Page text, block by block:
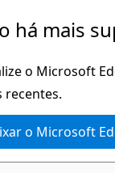
há mais
o Microsoft
recentes.
o Microsoft